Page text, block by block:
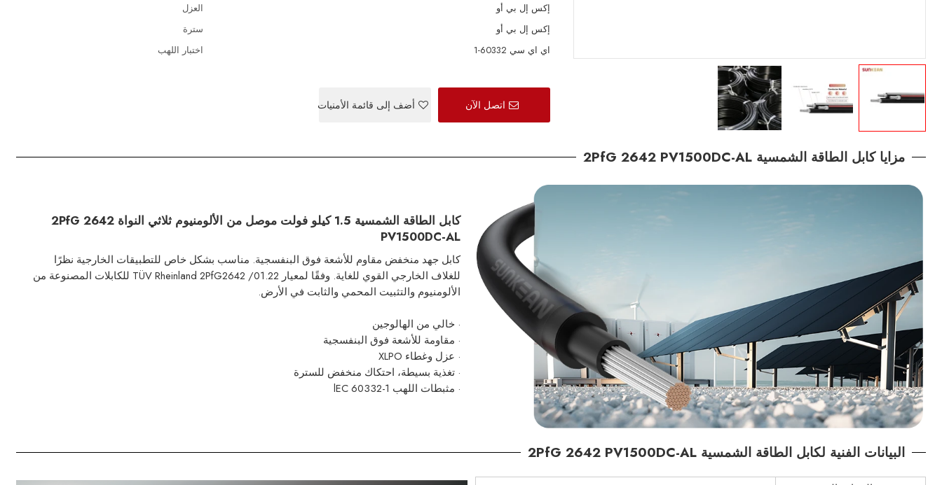
العزل
إكس إل بي أو
سترة
إكس إل بي أو
اختبار اللهب
اي اي سي 60332-1
اتصل الآن أضف إلى قائمة الأمنيات
مزايا كابل الطاقة الشمسية 2PfG 2642 PV1500DC-AL
كابل الطاقة الشمسية 1.5 كيلو فولت موصل من الألومنيوم ثلاثي النواة 2PfG 2642
PV1500DC-AL
كابل جهد منخفض مقاوم للأشعة فوق البنفسجية. مناسب بشكل خاص للتطبيقات الخارجية نظرًا
للغلاف الخارجي القوي للغاية. وفقًا لمعيار
TÜV Rheinland 2PfG2642 /01.22 للكابلات المصنوعة من
الألومنيوم والتثبيت المحمي والثابت في الأرض.
· خالي من الهالوجين
· مقاومة للأشعة فوق البنفسجية
· عزل وغطاء XLPO
· تغذية بسيطة، احتكاك منخفض للسترة
· مثبطات اللهب lEC 60332-1
البيانات الفنية لكابل الطاقة الشمسية 2PfG 2642 PV1500DC-AL